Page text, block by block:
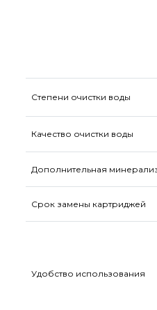
Степени очистки воды
Качество очистки воды
Дополнительная
Срок замены картриджей
Удобство использования